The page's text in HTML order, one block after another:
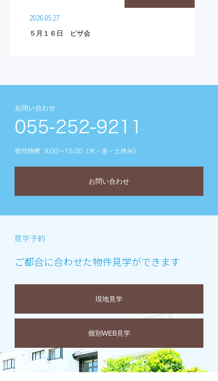
2026.05.27
５月１６日 ピザ会
お問い合わせ
ご都合に合わせた物件見学ができます
現地見学
個別WEB見学